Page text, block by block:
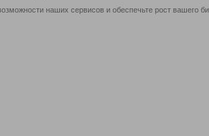
наших сервисов и обеспечьте рост вашего